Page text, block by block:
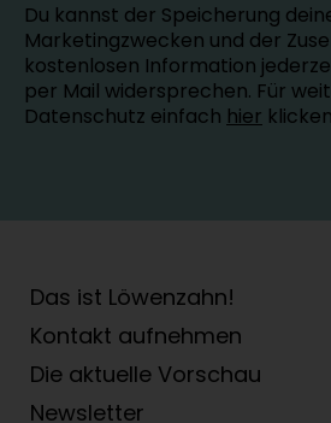
Du kannst der Speicherung
Marketingzwecken und der
kostenlosen Information
per Mail widersprechen. Für
Datenschutz einfach hier
Das ist Löwenzahn!
Kontakt aufnehmen
Die aktuelle Vorschau
Newsletter